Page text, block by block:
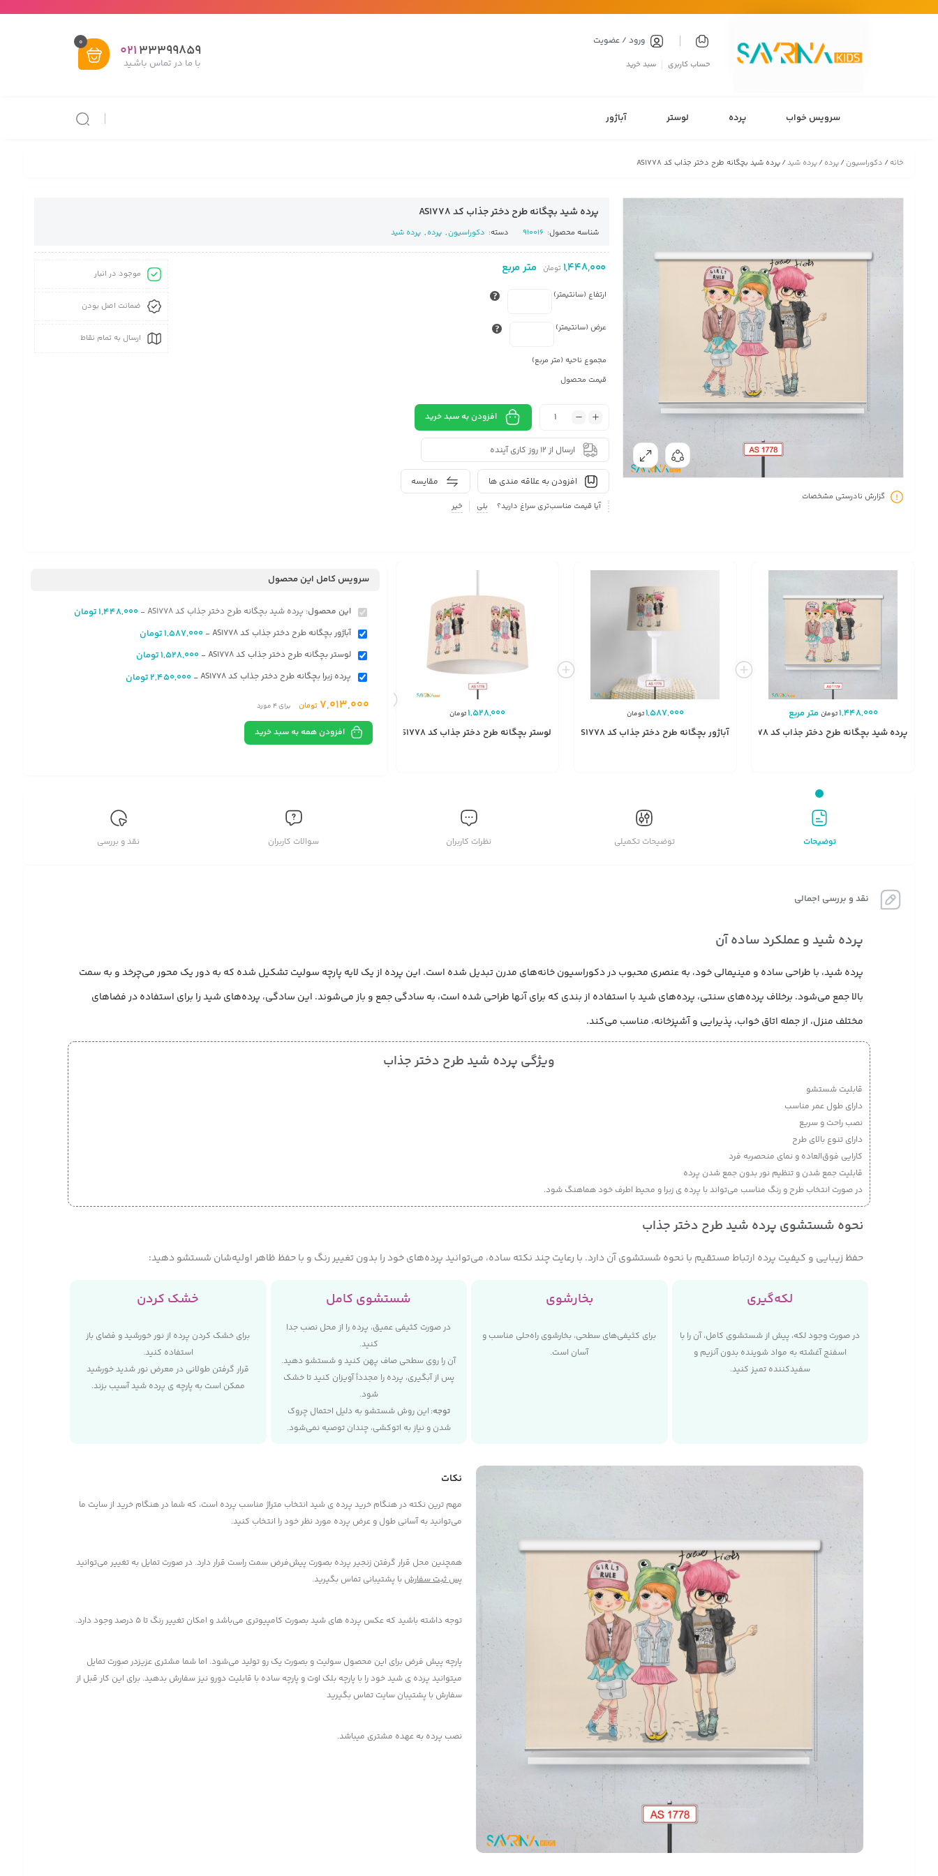
ورود / عضویت
حساب کاربری سبد خرید
33399859
021
با ما در تماس باشـید
0
سرویس خواب پرده لوستر آباژور
خانه/ دکوراسیون/پرده/پرده شید/ پرده شید بچگانه طرح دختر جذاب کد AS1778
گزارش نادرستی مشخصات
پرده شید بچگانه طرح دختر جذاب کد AS1778
شناسه محصول: 910016 دسته: دکوراسیون, پرده, پرده شید
1,448,000 تومان متر مربع
ارتفاع (سانتیمتر)
عرض (سانتیمتر)
مجموع ناحیه (متر مربع)
قیمت محصول
افزودن به سبد خرید
ارسال از 12 روز کاری آینده
مقایسه افزودن به علاقه مندی ها
آیا قیمت مناسب‌تری سراغ دارید؟ بلی خیر
موجود در انبار
ضمانت اصل بودن
ارسال به تمام نقاط
1,448,000تومانمتر مربع
پرده شید بچگانه طرح دختر جذاب کد AS1778
1,587,000تومان
آباژور بچگانه طرح دختر جذاب کد AS1778
1,528,000تومان
لوستر بچگانه طرح دختر جذاب کد AS1778
2,450,000
متر مربع
پرده زبرا بچگانه طرح دختر جذاب کد AS1778
سرویس کامل این محصول
این محصول: پرده شید بچگانه طرح دختر جذاب کد AS1778 -
1,448,000تومان
آباژور بچگانه طرح دختر جذاب کد AS1778 -
1,587,000تومان
لوستر بچگانه طرح دختر جذاب کد AS1778 -
1,528,000تومان
پرده زبرا بچگانه طرح دختر جذاب کد AS1778 -
2,450,000تومان
7,013,000 تومان برای4مورد
افزودن همه به سبد خرید
توضیحات توضیحات تکمیلی نظرات کاربران سوالات کاربران نقد و بررسی
نقد و بررسی اجمالی
پرده شید و عملکرد ساده آن
پرده شید، با طراحی ساده و مینیمالی خود، به عنصری محبوب در دکوراسیون خانه‌های مدرن تبدیل شده است. این پرده از یک لایه پارچه سولیت تشکیل شده که به دور یک محور می‌چرخد و به سمت
بالا جمع می‌شود. برخلاف پرده‌های سنتی، پرده‌های شید با استفاده از بندی که برای آنها طراحی شده است، به سادگی جمع و باز می‌شوند. این سادگی، پرده‌های شید را برای استفاده در فضاهای
مختلف منزل، از جمله اتاق خواب، پذیرایی و آشپزخانه، مناسب می‌کند.
ویژگی پرده شید طرح دختر جذاب
قابلیت شستشو
دارای طول عمر مناسب
نصب راحت و سریع
دارای تنوع بالای طرح
کارایی فوق‌العاده و نمای منحصربه فرد
قابلیت جمع شدن و تنظیم نور بدون جمع شدن پرده
در صورت انتخاب طرح و رنگ مناسب می‌تواند با پرده ی زبرا و محیط اطرف خود هماهنگ شود.
نحوه شستشوی پرده شید طرح دختر جذاب
حفظ زیبایی و کیفیت پرده ارتباط مستقیم با نحوه شستشوی آن دارد. با رعایت چند نکته ساده، می‌توانید پرده‌های خود را بدون تغییر رنگ و با حفظ ظاهر اولیه‌شان شستشو دهید:
لکه‌گیری
در صورت وجود لکه، پیش از شستشوی کامل، آن را با
اسفنج آغشته به مواد شوینده بدون آنزیم و
سفیدکننده تمیز کنید.
بخارشوی
برای کثیفی‌های سطحی، بخارشوی راه‌حلی مناسب و
آسان است.
شستشوی کامل
در صورت کثیفی عمیق، پرده را از محل نصب جدا
کنید.
آن را روی سطحی صاف پهن کنید و شستشو دهید.
پس از آبگیری، پرده را مجدداً آویزان کنید تا خشک
شود.
توجه: این روش شستشو به دلیل احتمال چروک
شدن و نیاز به اتوکشی، چندان توصیه نمی‌شود.
خشک کردن
برای خشک کردن پرده از نور خورشید و فضای باز
استفاده کنید.
قرار گرفتن طولانی در معرض نور شدید خورشید
ممکن است به پارچه‌ ی پرده شید آسیب بزند.
نکات
مهم ترین نکته در هنگام خرید پرده ی شید انتخاب متراژ مناسب پرده است، که شما در هنگام خرید از سایت ما
می‌توانید به آسانی طول و عرض پرده مورد نظر خود را انتخاب کنید.
همچنین محل قرار گرفتن زنجیر پرده بصورت پیش‌فرض سمت راست قرار دارد. در صورت تمایل به تغییر می‌توانید
پس ثبت سفارش با پشتیبانی تماس بگیرید.
توجه داشته باشید که عکس پرده های شید بصورت کامپیوتری می‌باشد و امکان تغییر رنگ تا 5 درصد وجود دارد.
پارچه پیش فرض برای این محصول سولیت و بصورت یک رو تولید می‌شود. اما شما مشتری عزیزدر صورت تمایل
میتوانید پرده ی شید خود را با پارچه بلک اوت و پارچه ساده با قابلیت دورو نیز سفارش بدهید. برای این کار قبل از
سفارش با پشتیبان سایت تماس بگیرید
نصب پرده به عهده مشتری میباشد.